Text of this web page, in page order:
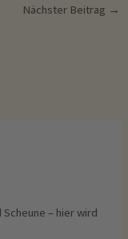
Nächster Beitrag →
– hier wird